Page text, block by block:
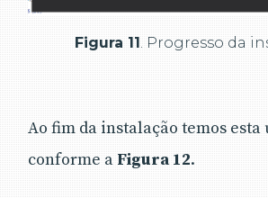
Figura 11 . Progresso da
Ao fim da instalação temos
conforme a Figura 12.